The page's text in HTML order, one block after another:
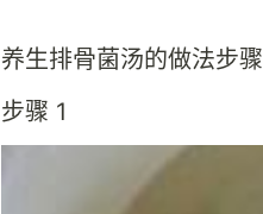
养生排骨菌汤的做法步骤
步骤 1